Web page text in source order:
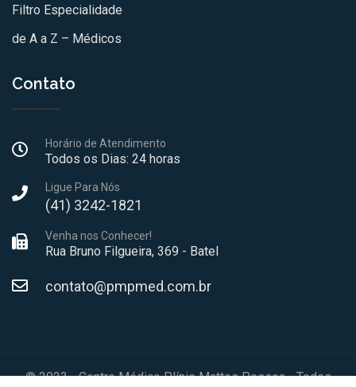
Filtro Especialidade
de A a Z – Médicos
Contato
Horário de Atendimento
Todos os Dias: 24 horas
Ligue Para Nós
(41) 3242-1821
Venha nos Conhecer!
Rua Bruno Filgueira, 369 - Batel
contato@pmpmed.com.br
© 2023 - Centro Médico Plínio Mattos Pessoa - Todos